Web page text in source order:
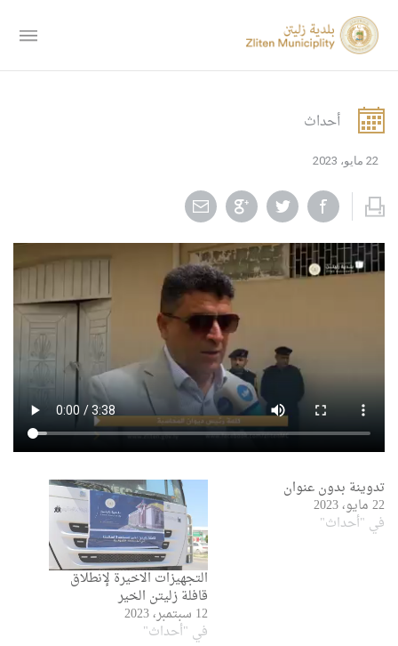
أحداث
22 مايو، 2023
تدوينة بدون عنوان
22 مايو، 2023
في "أحداث"
التجهيزات الاخيرة لإنطلاق
قافلة زليتن الخير
12 سبتمبر، 2023
في "أحداث"